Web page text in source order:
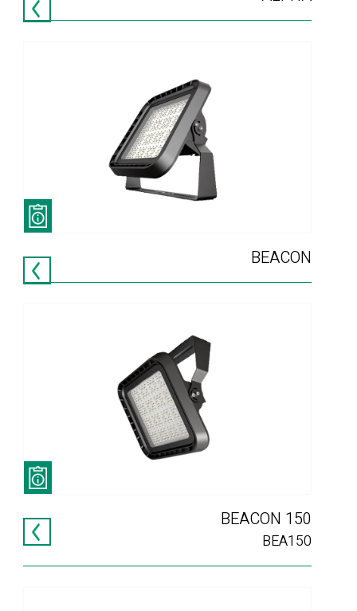
BEACON
BEACON 150
BEA150